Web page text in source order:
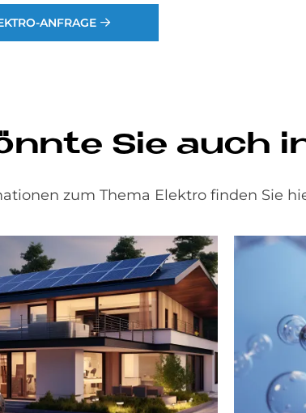
ANFRAGE
Sie auch
zum Thema Elektro finden Sie